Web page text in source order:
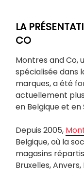
LA
CO
Montres and Co,
spécialisée dans
marques, a été
actuellement
en Belgique et en
Depuis 2005,
Belgique, où la
magasins
Bruxelles,